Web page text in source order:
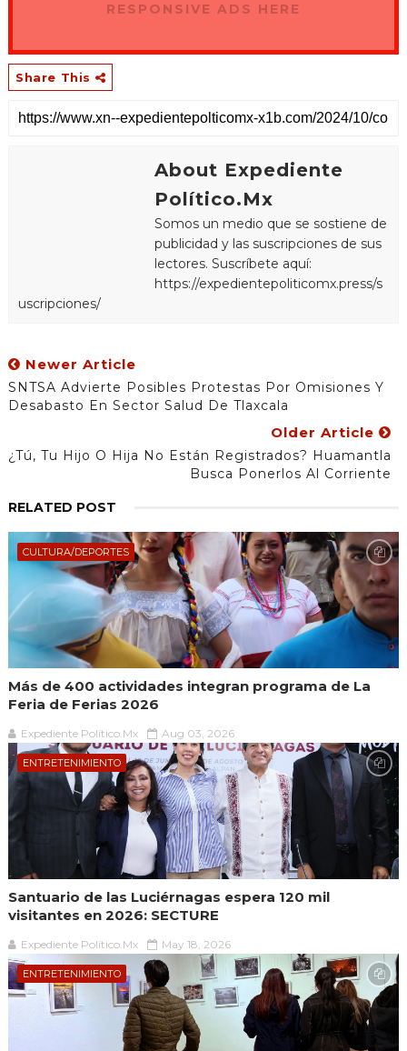
RESPONSIVE ADS HERE
Share This
About Expediente
Político.Mx
Somos un medio que se sostiene de
publicidad y las suscripciones de sus
lectores. Suscríbete aquí:
https://expedientepoliticomx.press/s
uscripciones/
Newer Article
SNTSA Advierte Posibles Protestas Por Omisiones Y
Desabasto En Sector Salud De Tlaxcala
Older Article
¿Tú, Tu Hijo O Hija No Están Registrados? Huamantla
Busca Ponerlos Al Corriente
RELATED POST
CULTURA/DEPORTES
Más de 400 actividades integran programa de La
Feria de Ferias 2026
Expediente Político.Mx Aug 03, 2026
ENTRETENIMIENTO
Santuario de las Luciérnagas espera 120 mil
visitantes en 2026: SECTURE
Expediente Político.Mx May 18, 2026
ENTRETENIMIENTO